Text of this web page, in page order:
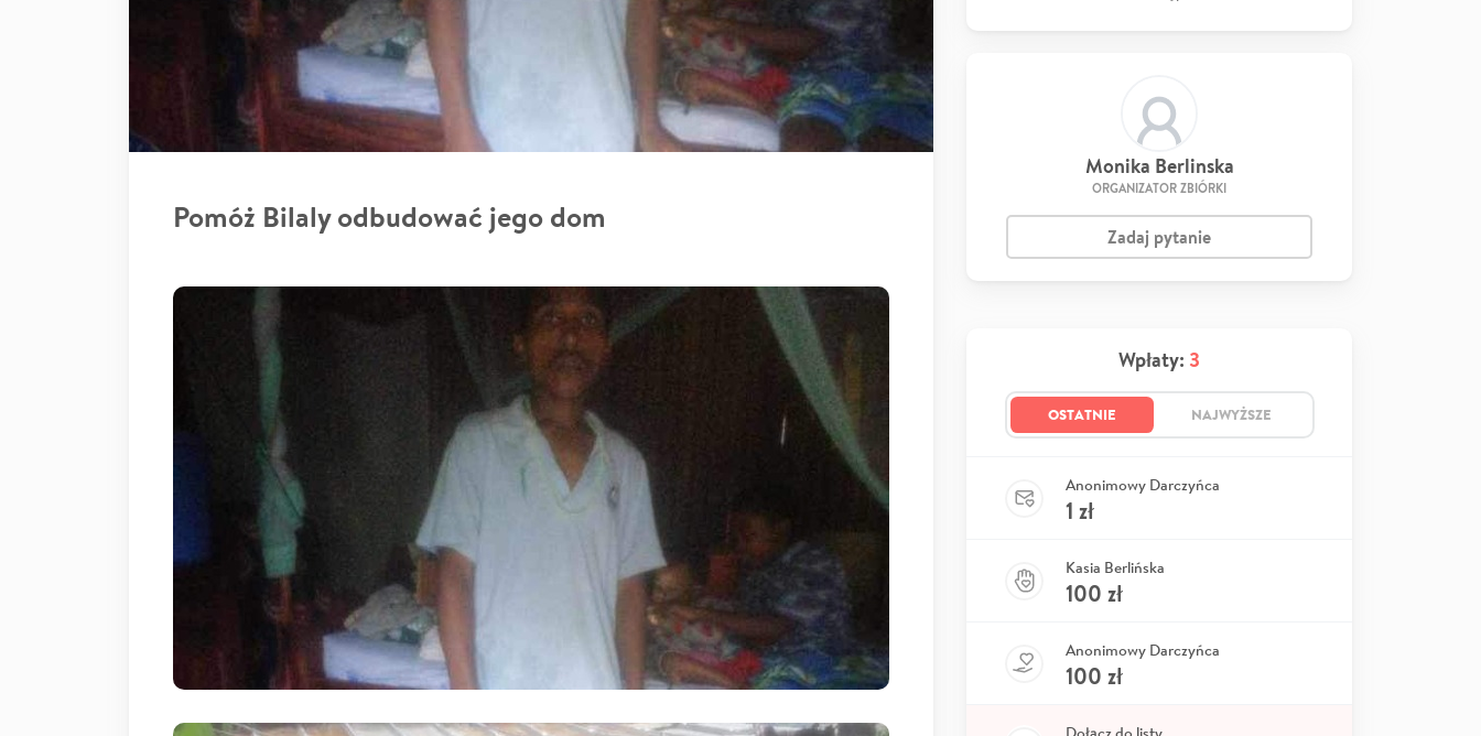
Pomóż Bilaly odbudować jego dom
Monika Berlinska
ORGANIZATOR ZBIÓRKI
Zadaj pytanie
Wpłaty: 3
OSTATNIE NAJWYŻSZE
Anonimowy Darczyńca
1 zł
Kasia Berlińska
100 zł
Anonimowy Darczyńca
100 zł